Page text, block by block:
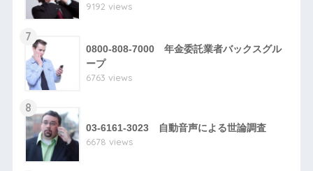
9192 views
7
0800-808-7000 年金委託業者バックスグル
ープ
6763 views
8
03-6161-3023 自動音声による世論調査
6678 views